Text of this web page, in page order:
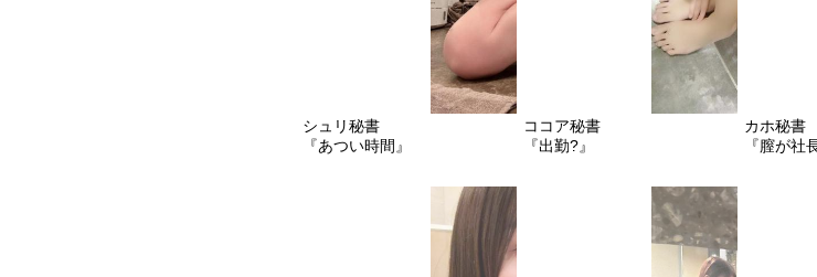
シュリ秘書
『あつい時間』
ココア秘書
『出勤?』
カホ秘書
『膣が社